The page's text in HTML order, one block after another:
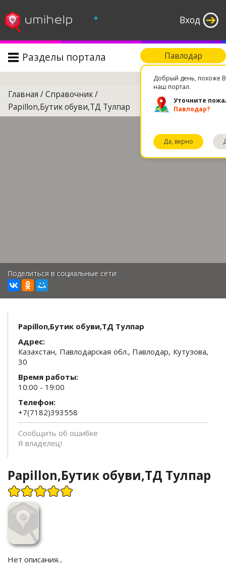
Вход
°
Павлодар
Добрый день, похоже
наш портал.
Уточните
Павлодар?
Да, верно
Разделы портала Поиск
Главная /Справочник/
Papillon,Бутик обуви,ТД Тулпар
Поделиться в социальные сети:
Papillon,Бутик обуви,ТД Тулпар
Адрес:
Казахстан, Павлодарская обл., Павлодар, Кутузова,
30
Время работы:
10:00 - 19:00
Телефон:
+7(7182)393558
Сообщить об ошибке
Я владелец!
Papillon,Бутик обуви,ТД Тулпар
Нет описания...